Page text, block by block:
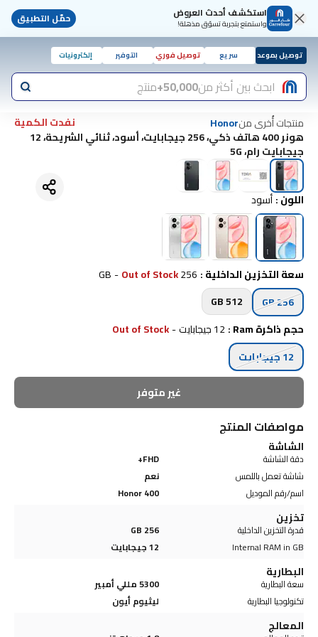
استكشف أحدث العروض
واستمتع بتجربة تسوّق مذهلة! حمّل التطبيق
توصيل بموعد سريع توصيل فوري التوفير إلكترونيات
ابحث بين أكثر من50,000+ منتج
منتجات أُخرى منHonor
نفدت الكمية
هونر 400 هاتف ذكي، 256 جيجابايت، أسود، ثنائي الشريحة، 12
جيجابايت رام، 5G
اللون:أسود
سعة التخزين الداخلية:
256 GB
-Out of Stock
256 GB
512 GB
حجم ذاكرة Ram
:12 جيجابايت -
Out of Stock
12 جيجابايت
غير متوفر
مواصفات المنتج
الشاشة
دقة الشاشة
FHD+
شاشة تعمل باللمس
نعم
اسم/رقم الموديل
Honor 400
تخزين
قدرة التخزين الداخلية
256 GB
Internal RAM in GB
12 جيجابايت
البطارية
سعة البطارية
5300 مللي أمبير
تكنولوجيا البطارية
ليثيوم أيون
المعالج